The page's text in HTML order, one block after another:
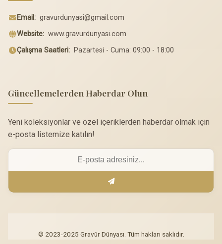
Email: gravurdunyasi@gmail.com
Website: www.gravurdunyasi.com
Çalışma Saatleri: Pazartesi - Cuma: 09:00 - 18:00
Güncellemelerden Haberdar Olun
Yeni koleksiyonlar ve özel içeriklerden haberdar olmak için
e-posta listemize katılın!
© 2023-2025 Gravür Dünyası. Tüm hakları saklıdır.